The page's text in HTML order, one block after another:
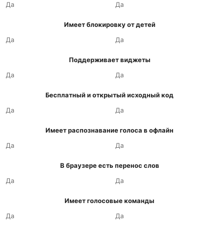
Да
Да
Имеет блокировку от детей
Да
Да
Поддерживает виджеты
Да
Да
Бесплатный и открытый исходный код
Да
Да
Имеет распознавание голоса в офлайн
Да
Да
В браузере есть перенос слов
Да
Да
Имеет голосовые команды
Да
Да